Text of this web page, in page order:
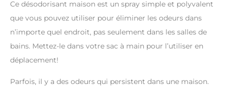
Ce désodorisant maison est un spray simple et polyvalent
que vous pouvez utiliser pour éliminer les odeurs dans
n’importe quel endroit, pas seulement dans les salles de
bains. Mettez-le dans votre sac à main pour l’utiliser en
déplacement!
Parfois, il y a des odeurs qui persistent dans une maison.